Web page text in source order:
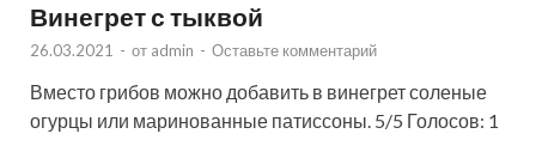
Винегрет с тыквой
26.03.2021 - от admin - Оставьте комментарий
Вместо грибов можно добавить в винегрет соленые
огурцы или маринованные патиссоны. 5/5 Голосов: 1